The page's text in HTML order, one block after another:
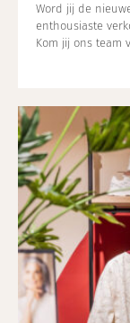
Word jij de
enthousiaste
Kom jij ons team